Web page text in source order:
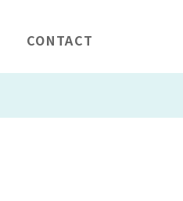
CONTACT